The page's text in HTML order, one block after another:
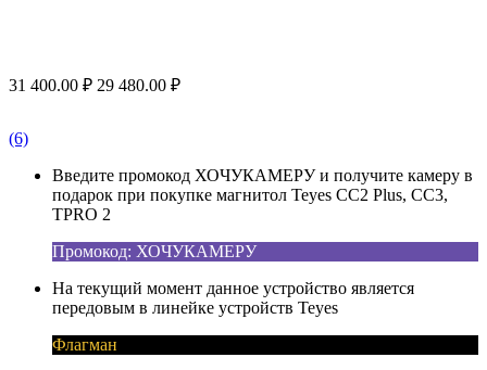
31 400.00 ₽ 29 480.00 ₽
(6)
Введите промокод ХОЧУКАМЕРУ и получите камеру в
подарок при покупке магнитол Teyes CC2 Plus, CC3,
TPRO 2
Промокод: ХОЧУКАМЕРУ
На текущий момент данное устройство является
передовым в линейке устройств Teyes
Флагман